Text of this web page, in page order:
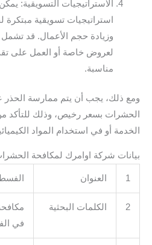
الاستراتيجيات التسويقية:
استراتيجيات تسويقية مبتكرة
وزيادة حجم الأعمال. قد تشمل
لعروض خاصة أو العمل على
مناسبة.
ومع ذلك، يجب أن يتم ممارسة الحذر
الحشرات بسعر رخيص، وذلك للتأكد
الخدمة أو في استخدام المواد
بيانات شركة اوامرك لمكافحة
1 العنوان
2 الكلمات البحثية
في